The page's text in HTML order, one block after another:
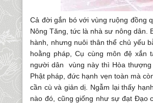
Cả đời gắn bó với vùng ruộng đồng
Nông Tăng, tức là nhà sư nông dân.
hành, nhưng nuôi thân thể chủ yếu
hoằng pháp, Cụ cùng môn đệ xắn
người dân vùng này thì Hòa
Phật pháp, đức hạnh vẹn toàn mà
cần cù và giản dị. Ngẫm lại thấy
nào đó, cũng giống như sự đạt Đạo